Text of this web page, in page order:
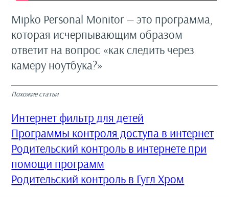
Mipko Personal Monitor — это программа,
которая исчерпывающим образом
ответит на вопрос «как следить через
камеру ноутбука?»
Похожие статьи
Интернет фильтр для детей
Программы контроля доступа в интернет
Родительский контроль в интернете при
помощи программ
Родительский контроль в Гугл Хром